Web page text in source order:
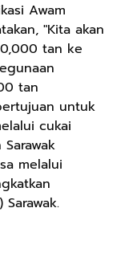
Awam
"Kita akan
tan ke
tan
untuk
cukai
melalui